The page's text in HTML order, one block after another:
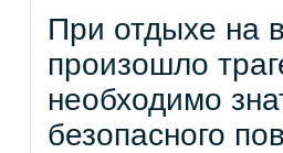
При отдыхе на
произошло
необходимо
безопасного